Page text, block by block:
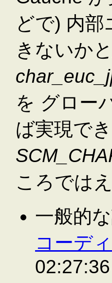
どで) 内
きないか
を グロー
ば実現で
ころでは
一般的
コーデ